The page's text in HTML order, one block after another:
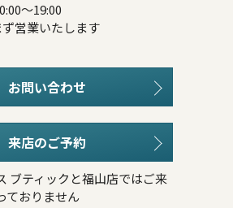
～19:00
営業いたします
お問い合わせ
来店のご予約
ブティックと福山店ではご来
ておりません